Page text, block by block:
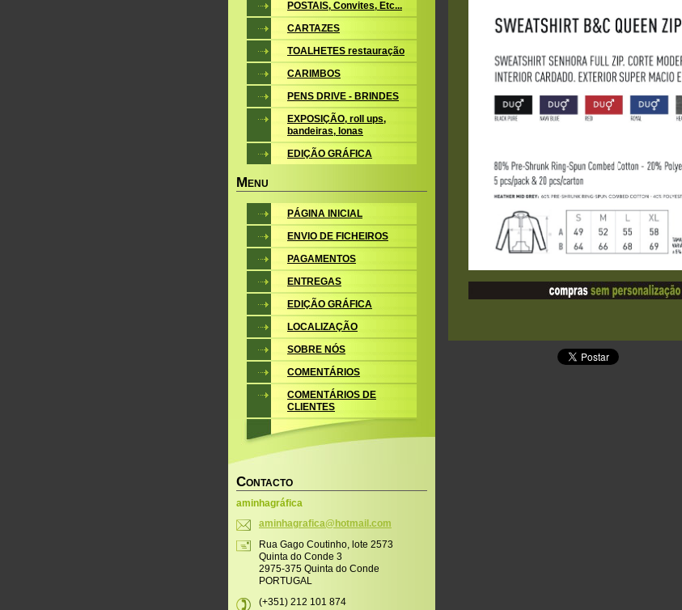
POSTAIS, Convites, Etc...
CARTAZES
TOALHETES restauração
CARIMBOS
PENS DRIVE - BRINDES
EXPOSIÇÃO, roll ups,
bandeiras, lonas
EDIÇÃO GRÁFICA
M ENU
PÁGINA INICIAL
ENVIO DE FICHEIROS
PAGAMENTOS
ENTREGAS
EDIÇÃO GRÁFICA
LOCALIZAÇÃO
SOBRE NÓS
COMENTÁRIOS
COMENTÁRIOS DE
CLIENTES
CONTACTO
aminhagráfica
aminhagrafica@hotmail.com
Rua Gago Coutinho, lote 2573
Quinta do Conde 3
2975-375 Quinta do Conde
PORTUGAL
(+351) 212 101 874